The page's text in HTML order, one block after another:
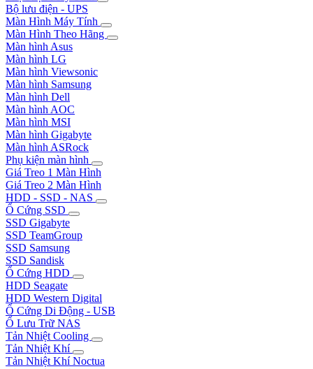
Bộ lưu điện - UPS
Màn Hình Máy Tính
Màn Hình Theo Hãng
Màn hình Asus
Màn hình LG
Màn hình Viewsonic
Màn hình Samsung
Màn hình Dell
Màn hình AOC
Màn hình MSI
Màn hình Gigabyte
Màn hình ASRock
Phụ kiện màn hình
Giá Treo 1 Màn Hình
Giá Treo 2 Màn Hình
HDD - SSD - NAS
Ổ Cứng SSD
SSD Gigabyte
SSD TeamGroup
SSD Samsung
SSD Sandisk
Ổ Cứng HDD
HDD Seagate
HDD Western Digital
Ổ Cứng Di Động - USB
Ổ Lưu Trữ NAS
Tản Nhiệt Cooling
Tản Nhiệt Khí
Tản Nhiệt Khí Noctua